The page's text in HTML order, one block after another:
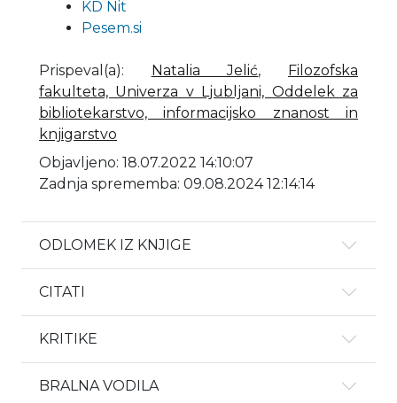
KD Nit
Pesem.si
Prispeval(a): Natalia Jelić,
Filozofska
fakulteta, Univerza v Ljubljani, Oddelek za
bibliotekarstvo, informacijsko znanost in
knjigarstvo
Objavljeno: 18.07.2022 14:10:07
Zadnja sprememba: 09.08.2024 12:14:14
ODLOMEK IZ KNJIGE
CITATI
KRITIKE
BRALNA VODILA